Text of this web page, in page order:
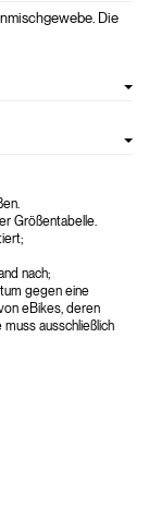
Die
Größentabelle.
nach;
gegen eine
eBikes, deren
ausschließlich